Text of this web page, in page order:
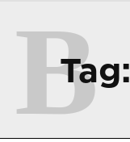
Tag:
B